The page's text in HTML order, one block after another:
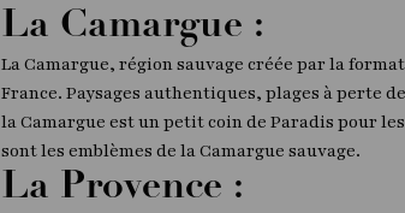
La Camargue :
La Camargue, région sauvage créée par la
France. Paysages authentiques, plages à perte
la Camargue est un petit coin de Paradis pour
sont les emblèmes de la Camargue sauvage.
La Provence :